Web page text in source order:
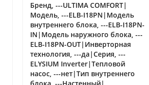
Бренд, ---ULTIMA COMFORT|
Модель, ---ELB-I18PN|Модель
внутреннего блока, ---ELB-I18PN-
IN|Модель наружного блока, ---
ELB-I18PN-OUT|Инверторная
технология, ---да|Серия, ---
ELYSIUM Inverter|Тепловой
насос, ---нет|Тип внутреннего